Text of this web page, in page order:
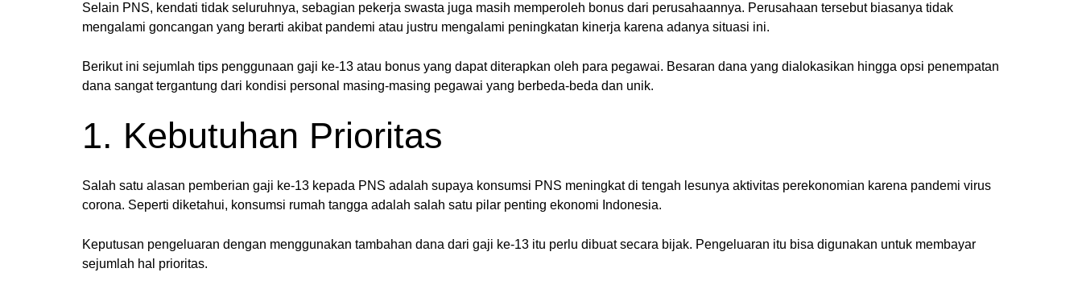
Selain PNS, kendati tidak seluruhnya, sebagian pekerja swasta juga masih memperoleh bonus dari perusahaannya. Perusahaan tersebut biasanya tidak
mengalami goncangan yang berarti akibat pandemi atau justru mengalami peningkatan kinerja karena adanya situasi ini.
Berikut ini sejumlah tips penggunaan gaji ke-13 atau bonus yang dapat diterapkan oleh para pegawai. Besaran dana yang dialokasikan hingga opsi penempatan
dana sangat tergantung dari kondisi personal masing-masing pegawai yang berbeda-beda dan unik.
1. Kebutuhan Prioritas
Salah satu alasan pemberian gaji ke-13 kepada PNS adalah supaya konsumsi PNS meningkat di tengah lesunya aktivitas perekonomian karena pandemi virus
corona. Seperti diketahui, konsumsi rumah tangga adalah salah satu pilar penting ekonomi Indonesia.
Keputusan pengeluaran dengan menggunakan tambahan dana dari gaji ke-13 itu perlu dibuat secara bijak. Pengeluaran itu bisa digunakan untuk membayar
sejumlah hal prioritas.